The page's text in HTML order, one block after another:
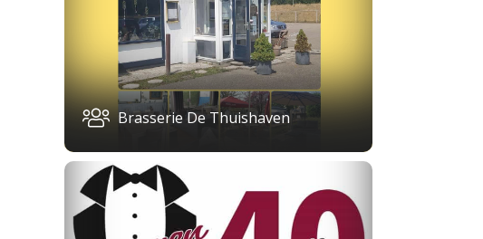
Brasserie De Thuishaven